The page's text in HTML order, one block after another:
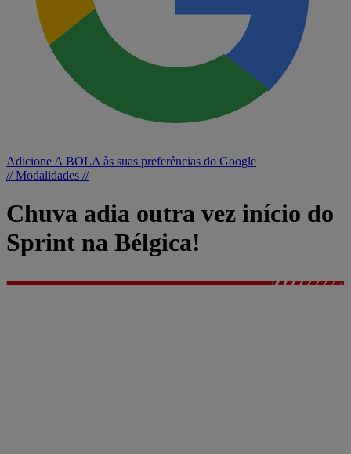
Adicione A BOLA às suas preferências do Google
// Modalidades //
Chuva adia outra vez início do
Sprint na Bélgica!